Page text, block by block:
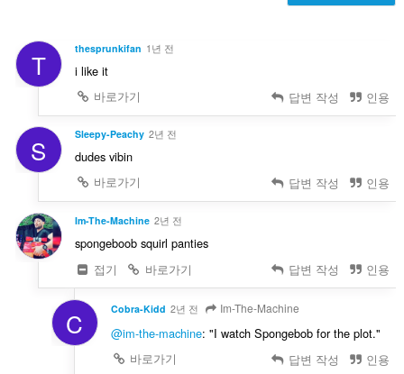
T thesprunkifan 1년 전
i like it
바로가기
답변 작성 인용
S Sleepy-Peachy 2년 전
dudes vibin
바로가기
답변 작성 인용
Im-The-Machine 2년 전
spongeboob squirl panties
접기
바로가기 답변 작성 인용
C Cobra-Kidd 2년 전 Im-The-Machine
@im-the-machine: "I watch Spongebob for the plot."
바로가기
답변 작성 인용